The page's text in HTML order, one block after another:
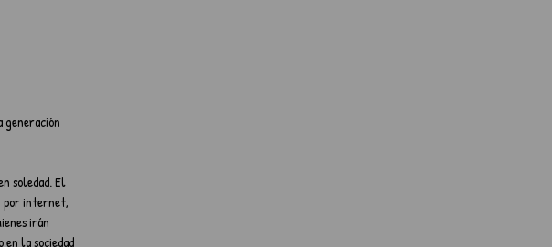
generación
soledad. El
por internet,
irán
la sociedad